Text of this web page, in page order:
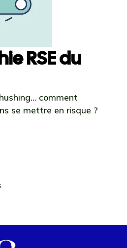
RSE du
comment
se mettre en risque ?